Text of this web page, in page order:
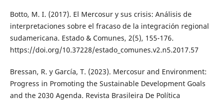
Botto, M. I. (2017). El Mercosur y sus crisis: Análisis de
interpretaciones sobre el fracaso de la integración regional
sudamericana. Estado & Comunes, 2(5), 155-176.
https://doi.org/10.37228/estado_comunes.v2.n5.2017.57
Bressan, R. y García, T. (2023). Mercosur and Environment:
Progress in Promoting the Sustainable Development Goals
and the 2030 Agenda. Revista Brasileira De Política